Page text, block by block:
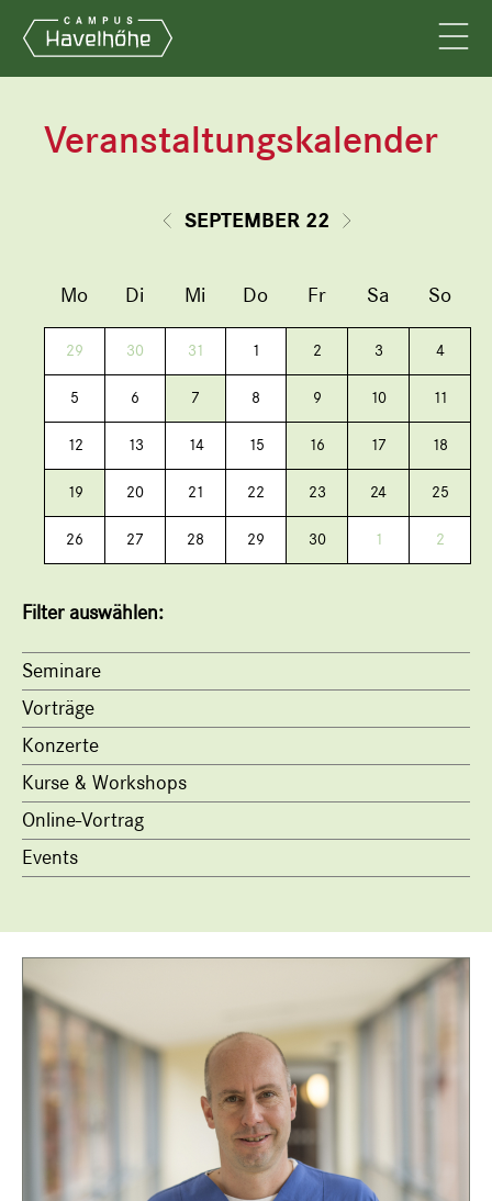
Veranstaltungskalender
SEPTEMBER 22
Mo Di Mi Do Fr Sa So
29 30 31 1 2 3 4
5 6 7 8 9 10 11
12 13 14 15 16 17 18
19 20 21 22 23 24 25
26 27 28 29 30 1 2
Filter auswählen:
Seminare
Vorträge
Konzerte
Kurse & Workshops
Online-Vortrag
Events